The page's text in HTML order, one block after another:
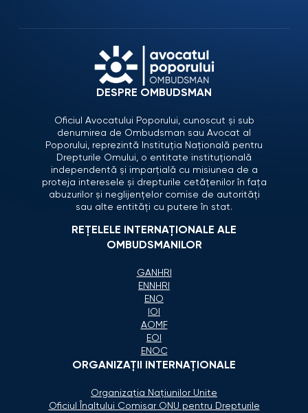
DESPRE OMBUDSMAN
Oficiul Avocatului Poporului, cunoscut și sub
denumirea de Ombudsman sau Avocat al
Poporului, reprezintă Instituția Națională pentru
Drepturile Omului, o entitate instituțională
independentă și imparțială cu misiunea de a
proteja interesele și drepturile cetățenilor în fața
abuzurilor și neglijențelor comise de autorități
sau alte entități cu putere în stat.
REȚELELE INTERNAȚIONALE ALE
OMBUDSMANILOR
GANHRI
ENNHRI
ENO
IOI
AOMF
EOI
ENOC
ORGANIZAŢII INTERNAŢIONALE
Organizaţia Naţiunilor Unite
Oficiul Înaltului Comisar ONU pentru Drepturile